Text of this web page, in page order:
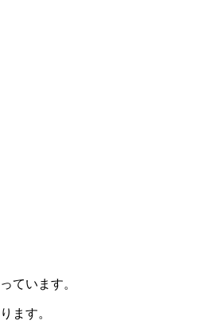
ています。
ます。